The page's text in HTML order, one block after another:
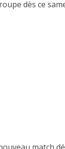
dès ce